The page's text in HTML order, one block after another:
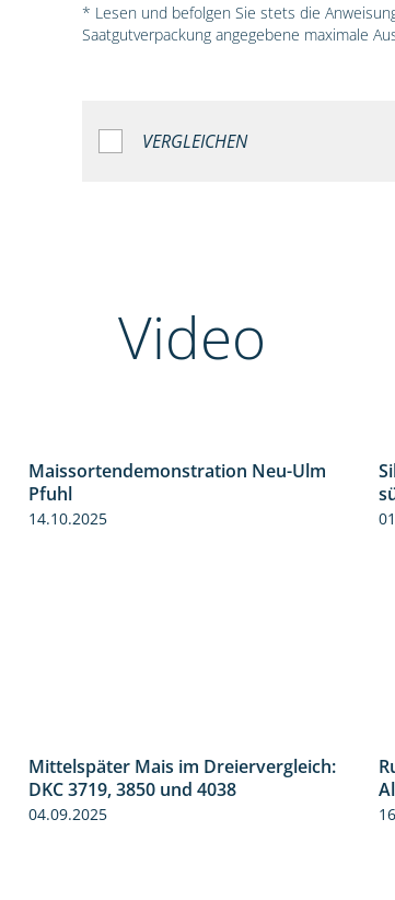
* Lesen und befolgen Sie stets die
Saatgutverpackung angegebene maximale
VERGLEICHEN
Video
Maissortendemonstration Neu-Ulm
Pfuhl
14.10.2025
Mittelspäter Mais im Dreiervergleich:
DKC 3719, 3850 und 4038
04.09.2025